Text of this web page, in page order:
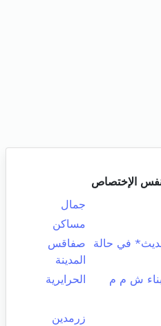
الإختصاص
جمال
مساكن
في حالة
صفاقس
المدينة
ش م م
الحرايرية
زرمدين